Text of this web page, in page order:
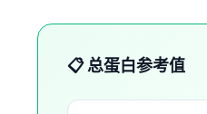
📋 总蛋白参考值